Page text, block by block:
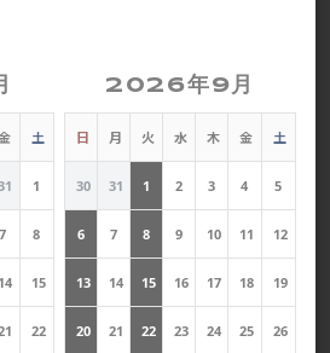
土
1
7 8
14 15
22
2026年9月
日 月 火 水 木 金 土
30 31 1 2 3 4 5
6 7 8 9 10 11 12
13 14 15 16 17 18 19
20 21 22 23 24 25 26